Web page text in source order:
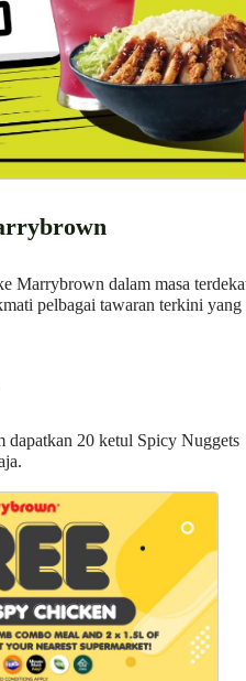
Marrybrown dalam masa
pelbagai tawaran terkini yang
dapatkan 20 ketul Spicy Nuggets